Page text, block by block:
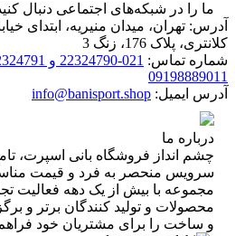
را در شبکه‌های اجتماعی دنبال کنید:
تهران، میدان منیریه، ابتدای خیابان
پلاک 176، زنگ 3
تماس:
ایمیل: info@banisport.shop
ما
انداز فروشگاه‌ بانی اسپرت، تامین
منحصر به فرد و قیمت مناسب
با بیش از یک دهه فعالیت تجاری،
و تولید کنندگان برتر و برگزیده
را برای مشتریان خود فراهم